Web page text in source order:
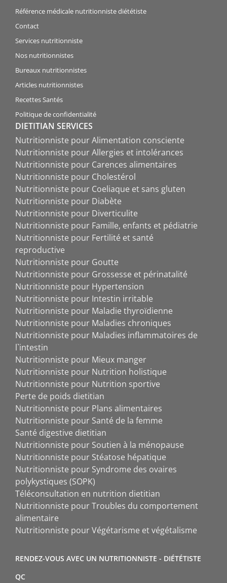
Référence médicale nutritionniste diététiste
Contact
Services nutritionniste
Nos nutritionnistes
Bureaux nutritionnistes
Articles nutritionnistes
Recettes Santés
Politique de confidentialité
DIETITIAN SERVICES
Nutritionniste pour Alimentation consciente
Nutritionniste pour Allergies et intolérances
Nutritionniste pour Carences alimentaires
Nutritionniste pour Cholestérol
Nutritionniste pour Coeliaque et sans gluten
Nutritionniste pour Diabète
Nutritionniste pour Diverticulite
Nutritionniste pour Famille, enfants et pédiatrie
Nutritionniste pour Fertilité et santé
reproductive
Nutritionniste pour Goutte
Nutritionniste pour Grossesse et périnatalité
Nutritionniste pour Hypertension
Nutritionniste pour Intestin irritable
Nutritionniste pour Maladie thyroïdienne
Nutritionniste pour Maladies chroniques
Nutritionniste pour Maladies inflammatoires de
l`intestin
Nutritionniste pour Mieux manger
Nutritionniste pour Nutrition holistique
Nutritionniste pour Nutrition sportive
Perte de poids dietitian
Nutritionniste pour Plans alimentaires
Nutritionniste pour Santé de la femme
Santé digestive dietitian
Nutritionniste pour Soutien à la ménopause
Nutritionniste pour Stéatose hépatique
Nutritionniste pour Syndrome des ovaires
polykystiques (SOPK)
Téléconsultation en nutrition dietitian
Nutritionniste pour Troubles du comportement
alimentaire
Nutritionniste pour Végétarisme et végétalisme
RENDEZ-VOUS AVEC UN NUTRITIONNISTE - DIÉTÉTISTE
QC